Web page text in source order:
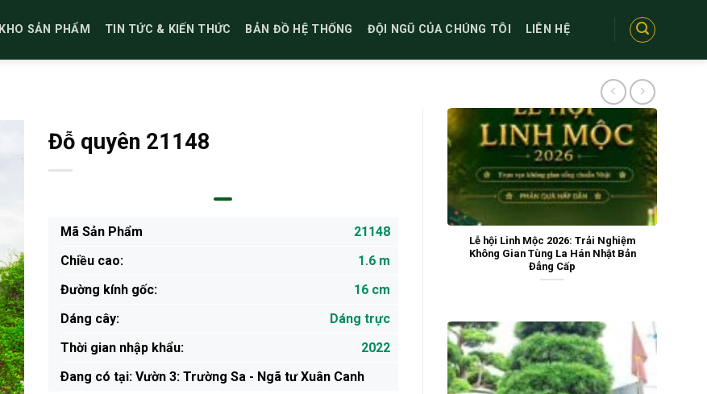
KHO SẢN PHẨM TIN TỨC & KIẾN THỨC BẢN ĐỒ HỆ THỐNG ĐỘI NGŨ CỦA CHÚNG TÔI LIÊN HỆ
Lễ hội Linh Mộc 2026: Trải Nghiệm
Không Gian Tùng La Hán Nhật Bản
Đẳng Cấp
Đỗ quyên 21148
Mã Sản Phẩm
21148
Chiều cao:
1.6 m
Đường kính gốc:
16 cm
Dáng cây:
Dáng trực
Thời gian nhập khẩu:
2022
Ðang có tại: Vườn 3: Trường Sa - Ngã tư Xuân Canh